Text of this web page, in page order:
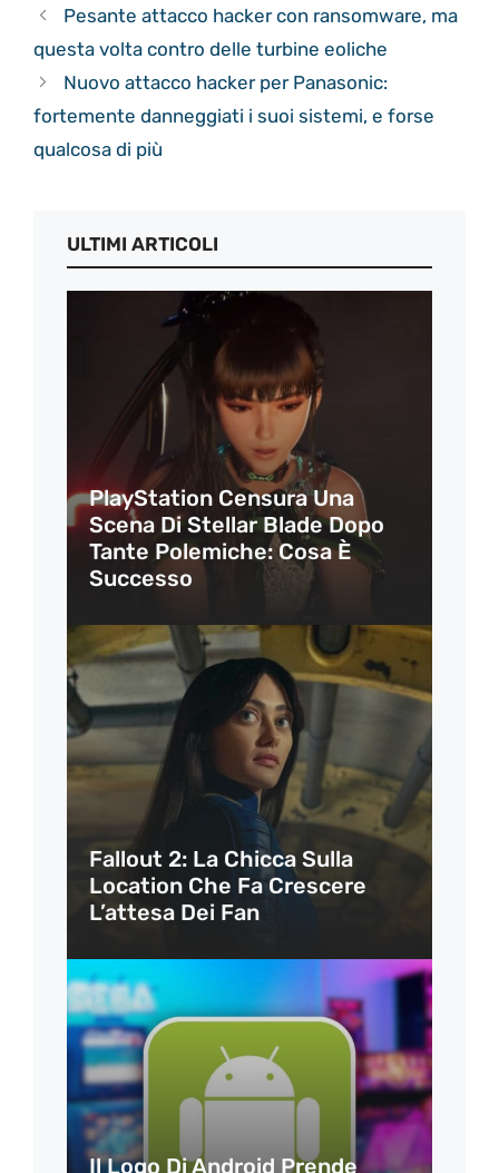
Pesante attacco hacker con ransomware, ma
questa volta contro delle turbine eoliche
Nuovo attacco hacker per Panasonic:
fortemente danneggiati i suoi sistemi, e forse
qualcosa di più
ULTIMI ARTICOLI
PlayStation Censura Una
Scena Di Stellar Blade Dopo
Tante Polemiche: Cosa È
Successo
Fallout 2: La Chicca Sulla
Location Che Fa Crescere
L’attesa Dei Fan
Il Logo Di Android Prende